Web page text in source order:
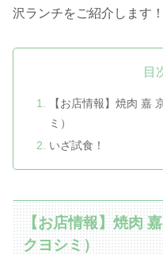
沢ランチをご紹介します！
目
【お店情報】焼肉 嘉
ミ）
いざ試食！
【お店情報】焼肉
クヨシミ）